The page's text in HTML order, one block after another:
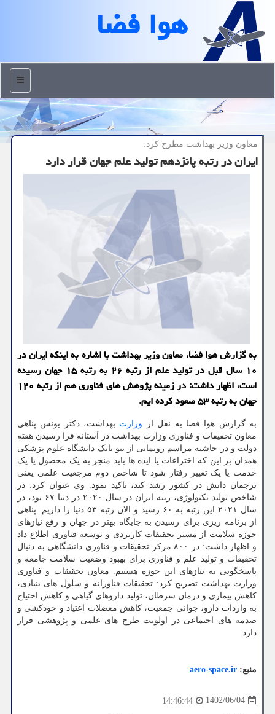
هوا فضا
منو
معاون وزیر بهداشت مطرح كرد:
ایران در رتبه پانزدهم تولید علم جهان قرار دارد
به گزارش هوا فضا، معاون وزیر بهداشت با اشاره به اینکه ایران در
۱۰ سال قبل در تولید علم از رتبه ۲۶ به رتبه ۱۵ جهان رسیده
است، اظهار داشت: در زمینه پژوهش های فناوری هم از رتبه ۱۲۰
جهان به رتبه ۵۳ صعود کرده ایم.
به گزارش هوا فضا به نقل از وزارت بهداشت، دکتر یونس پناهی
معاون تحقیقات و فناوری وزارت بهداشت در آستانه فرا رسیدن هفته
دولت و در حاشیه مراسم رونمایی از بیو بانک دانشگاه علوم پزشکی
همدان بر این که اختراعات یا ایده ها باید منجر به یک محصول یا یک
خدمت یا یک تغییر رفتار شود تا شاخص دوم مرجعیت علمی یعنی
ترجمان دانش در کشور رشد کند، تاکید نمود. وی عنوان کرد: در
شاخص تولید تکنولوژی، رتبه ایران در سال ۲۰۲۰ در دنیا ۶۷ بود، در
سال ۲۰۲۱ این رتبه به ۶۰ رسید و الان رتبه ۵۳ دنیا را داریم. پناهی
از برنامه ریزی برای رسیدن به جایگاه بهتر در جهان و رفع نیازهای
حوزه سلامت از مسیر تحقیقات کاربردی و توسعه فناوری اطلاع داد
و اظهار داشت: در ۸۰۰ مرکز تحقیقات و فناوری دانشگاهی به دنبال
تحقیقات و تولید علم و فناوری برای بهبود وضعیت سلامت جامعه و
پاسخگویی به نیازهای این حوزه هستیم. معاون تحقیقات و فناوری
وزارت بهداشت تصریح کرد: تحقیقات فناورانه و سلول های بنیادی،
کاهش بیماری و درمان سرطان، تولید داروهای گیاهی و کاهش احتیاج
به واردات دارو، جوانی جمعیت، کاهش معضلات اعتیاد و خودکشی و
صدمه های اجتماعی در اولویت طرح های علمی و پژوهشی قرار
دارد.
منبع: aero-space.ir
1402/06/04
14:46:44